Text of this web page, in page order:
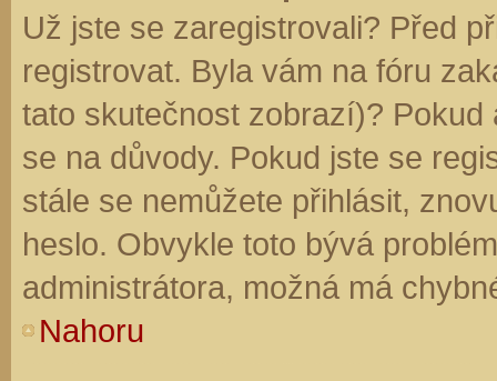
Už jste se zaregistrovali? Před
registrovat. Byla vám na fóru
tato skutečnost zobrazí)?
se na důvody. Pokud jste se
stále se nemůžete přihlásit,
heslo. Obvykle toto bývá
administrátora, možná má
Nahoru